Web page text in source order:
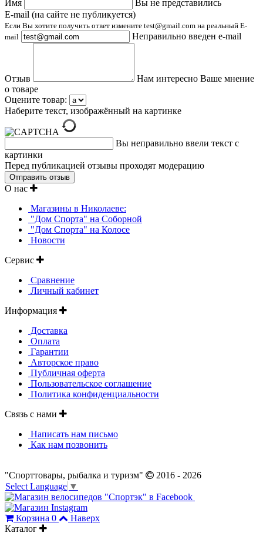
Имя
Вы не представились
E-mail (на сайте не публикуется)
Если Вы хотите получить ответ измените test@gmail.com на реальный E-
mail
Неправильно введен e-mail
Отзыв
Нам интересно Ваше мнение
о товаре
Оцените товар:
Наберите текст, изображённый на картинке
Вы неправильно ввели текст с
картинки
Перед публикацией отзывы проходят модерацию
О нас
Магазины в Николаеве:
"Дом Спорта" на Соборной
"Дом Спорта" на Колосе
Новости
Сервис
Сравнение
Личный кабинет
Информация
Доставка
Оплата
Гарантии
Авторское право
Публичная оферта
Пользовательское соглашение
Политика конфиденциальности
Связь с нами
Написать нам письмо
Как нам позвонить
"Спорттовары, рыбалка и туризм"
2016 - 2026
Select Language ▼
Корзина 0
Наверх
Каталог